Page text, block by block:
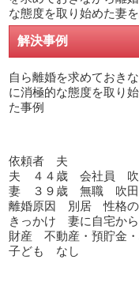
な態度を取り始めた妻
解決事例
自ら離婚を求めておき
に消極的な態度を取り
た事例
依頼者 夫
夫 ４４歳 会社員 吹
妻 ３９歳 無職 吹田
離婚原因 別居 性格の
きっかけ 妻に自宅か
財産 不動産・預貯金
子ども なし